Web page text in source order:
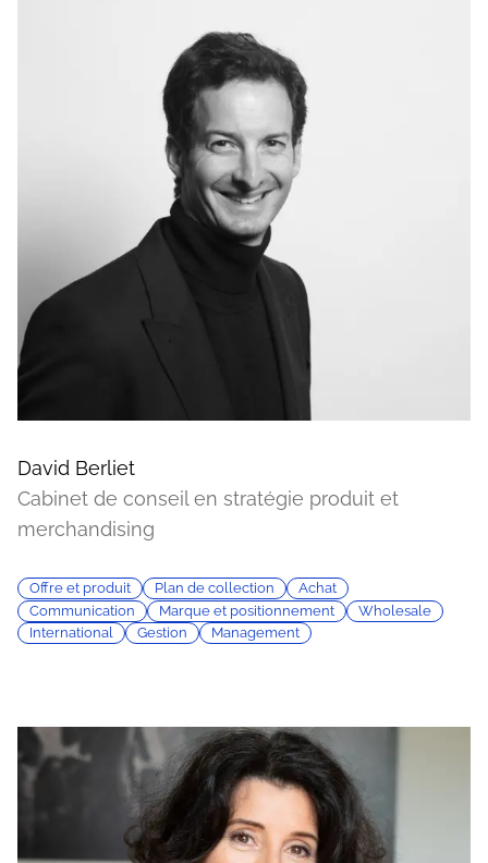
David Berliet
Cabinet de conseil en stratégie produit et
merchandising
Offre et produit Plan de collection
Achat
Communication
Marque et positionnement
Wholesale
International
Gestion Management